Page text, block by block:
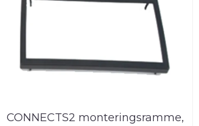
CONNECTS2 monteringsramme,